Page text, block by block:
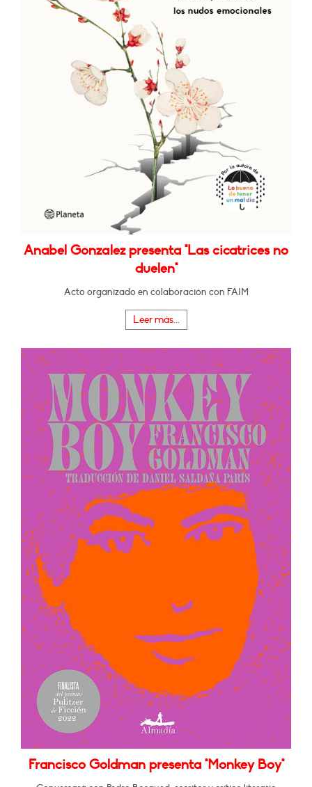
Anabel Gonzalez presenta "Las cicatrices no
duelen"
Acto organizado en colaboración con FAIM
Leer más...
Francisco Goldman presenta "Monkey Boy"